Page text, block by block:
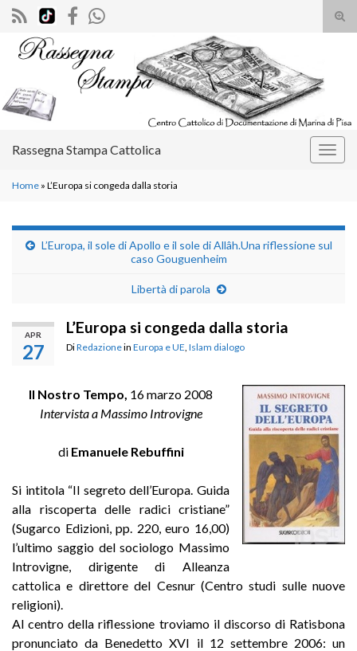
il
Search for:
Rassegna Stampa Cattolica
Home » L’Europa si congeda dalla storia
L’Europa, il sole di Apollo e il sole di Allâh.Una riflessione sul
caso Gouguenheim
Libertà di parola
APR
27
L’Europa si congeda dalla storia
DiRedazionein Europa e UE Islam dialogo
Il Nostro Tempo, 16 marzo 2008
Intervista a Massimo Introvigne
di Emanuele Rebuffini
Si intitola “Il segreto dell’Europa. Guida
alla riscoperta delle radici cristiane”
(Sugarco Edizioni, pp. 220, euro 16,00)
l’ultimo saggio del sociologo Massimo
Introvigne, dirigente di Alleanza
cattolica e direttore del Cesnur (Centro studi sulle nuove
religioni).
Al centro della riflessione troviamo il discorso di Ratisbona
pronunciato da Benedetto XVI il 12 settembre 2006: un